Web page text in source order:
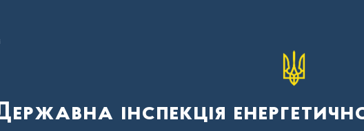
інспекція